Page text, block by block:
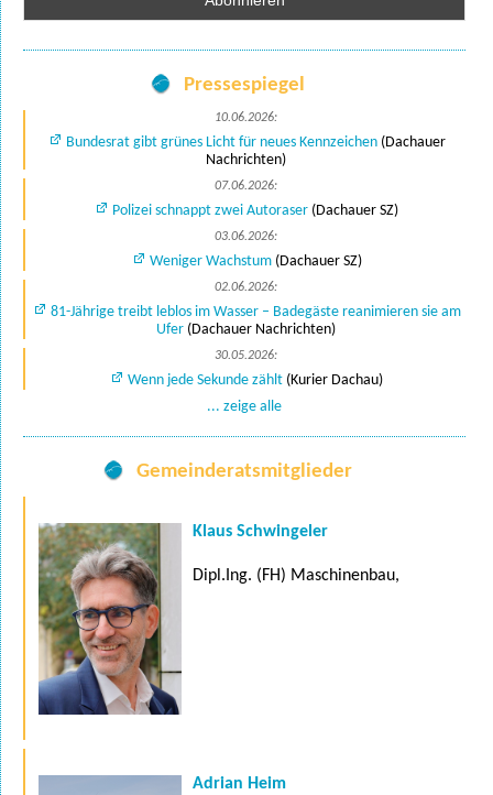
Pressespiegel
10.06.2026:
Bundesrat gibt grünes Licht für neues Kennzeichen(Dachauer
Nachrichten)
07.06.2026:
Polizei schnappt zwei Autoraser (Dachauer SZ)
03.06.2026:
Weniger Wachstum(Dachauer SZ)
02.06.2026:
81-Jährige treibt leblos im Wasser – Badegäste reanimieren sie am
Ufer(Dachauer Nachrichten)
30.05.2026:
Wenn jede Sekunde zählt (Kurier Dachau)
... zeige alle
Gemeinderatsmitglieder
Klaus Schwingeler
Dipl.Ing. (FH) Maschinenbau,
Adrian Heim